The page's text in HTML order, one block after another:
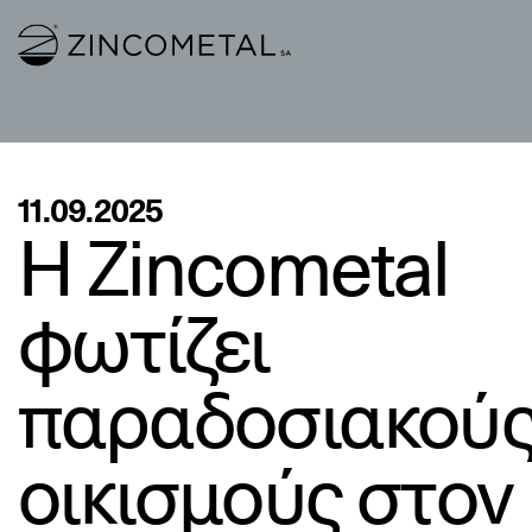
Link to homepage
11.09.2025
Η Zincometal
φωτίζει
οικισμούς στον